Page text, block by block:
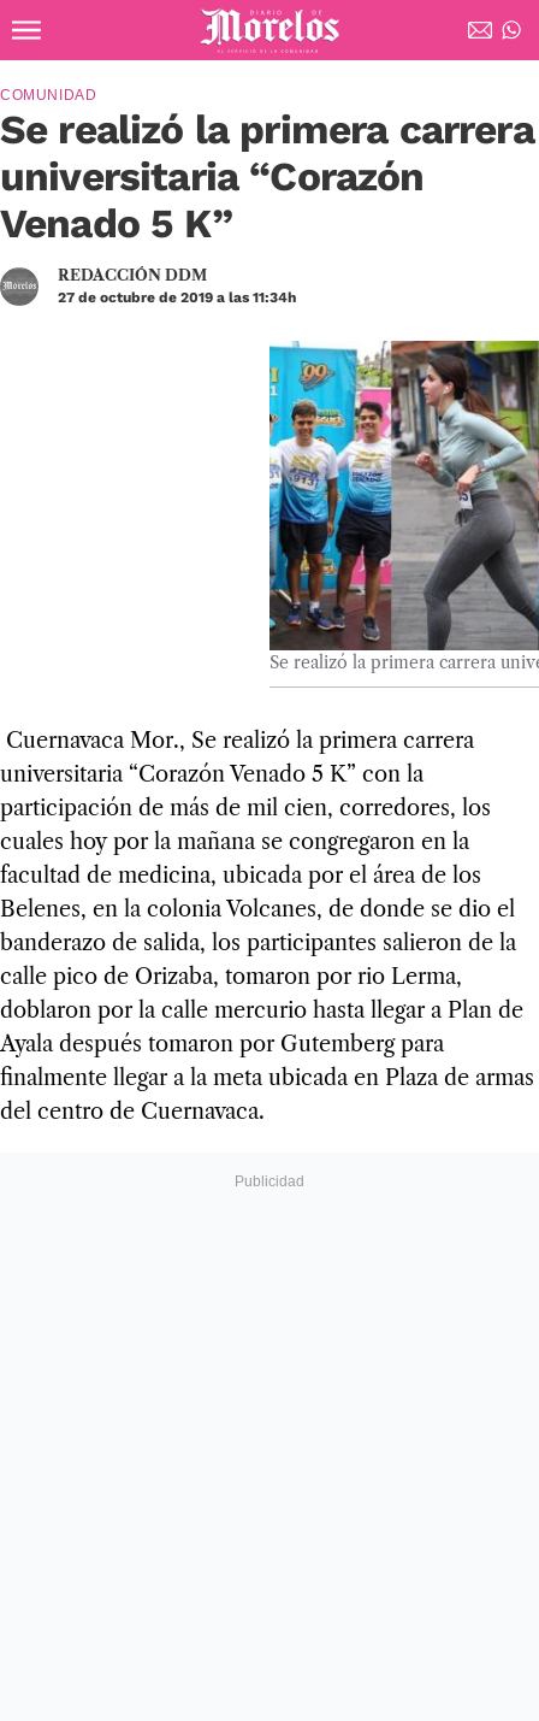
Diario de Morelos
Se realizó la primera carrera
universitaria “Corazón
Venado 5 K”
COMUNIDAD
REDACCIÓN DDM
27 de octubre de 2019 a las 11:34h
Se realizó la primera carrera
Cuernavaca Mor., Se realizó la primera carrera
universitaria “Corazón Venado 5 K” con la
participación de más de mil cien, corredores, los
cuales hoy por la mañana se congregaron en la
facultad de medicina, ubicada por el área de los
Belenes, en la colonia Volcanes, de donde se dio el
banderazo de salida, los participantes salieron de la
calle pico de Orizaba, tomaron por rio Lerma,
doblaron por la calle mercurio hasta llegar a Plan de
Ayala después tomaron por Gutemberg para
finalmente llegar a la meta ubicada en Plaza de armas
del centro de Cuernavaca.